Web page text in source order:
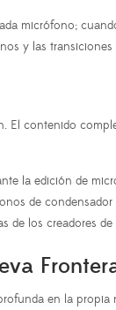
micrófono;
y las
El contenido
la edición de
de
de los creadores
en la